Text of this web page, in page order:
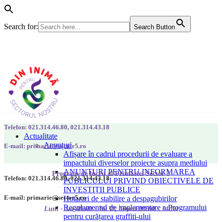
Search for: Search Button
Actualitate
Anunțuri
Afișare în cadrul procedurii de evaluare a
impactului diverselor proiecte asupra mediului
ANUNȚURI PENTRU INFORMAREA
PUBLICULUI PRIVIND OBIECTIVELE DE
INVESTIȚII PUBLICE
Hotarari de stabilire a despagubirilor
Regulamentul de implementare a Programului
pentru curățarea graffiti-ului
Telefon: 021.314.46.80, 021.314.43.18
E-mail: primarie@sector5.ro
Program de lucru al Primăriei Sector 5
Luni - Joi 08:00 - 16:30; Vineri 08:00 - 14:00
Telefon: 021.314.46.80, 021.314.43.18
E-mail: primarie@sector5.ro